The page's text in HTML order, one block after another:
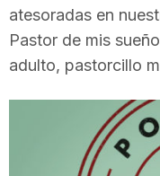
a
atesoradas en
Pastor de mis
adulto, pastorcillo